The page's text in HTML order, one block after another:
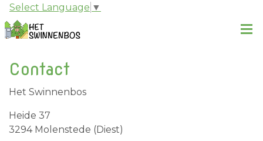
Select Language ▼
Contact
Het Swinnenbos
Heide 37
3294 Molenstede (Diest)